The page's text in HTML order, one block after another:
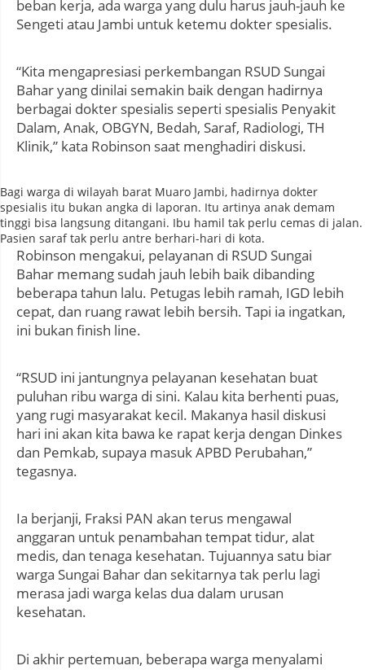
beban kerja, ada warga yang dulu harus jauh-jauh ke
Sengeti atau Jambi untuk ketemu dokter spesialis.
“Kita mengapresiasi perkembangan RSUD Sungai
Bahar yang dinilai semakin baik dengan hadirnya
berbagai dokter spesialis seperti spesialis Penyakit
Dalam, Anak, OBGYN, Bedah, Saraf, Radiologi, TH
Klinik,” kata Robinson saat menghadiri diskusi.
Bagi warga di wilayah barat Muaro Jambi, hadirnya dokter
spesialis itu bukan angka di laporan. Itu artinya anak demam
tinggi bisa langsung ditangani. Ibu hamil tak perlu cemas di jalan.
Pasien saraf tak perlu antre berhari-hari di kota.
Robinson mengakui, pelayanan di RSUD Sungai
Bahar memang sudah jauh lebih baik dibanding
beberapa tahun lalu. Petugas lebih ramah, IGD lebih
cepat, dan ruang rawat lebih bersih. Tapi ia ingatkan,
ini bukan finish line.
“RSUD ini jantungnya pelayanan kesehatan buat
puluhan ribu warga di sini. Kalau kita berhenti puas,
yang rugi masyarakat kecil. Makanya hasil diskusi
hari ini akan kita bawa ke rapat kerja dengan Dinkes
dan Pemkab, supaya masuk APBD Perubahan,”
tegasnya.
Ia berjanji, Fraksi PAN akan terus mengawal
anggaran untuk penambahan tempat tidur, alat
medis, dan tenaga kesehatan. Tujuannya satu biar
warga Sungai Bahar dan sekitarnya tak perlu lagi
merasa jadi warga kelas dua dalam urusan
kesehatan.
Di akhir pertemuan, beberapa warga menyalami